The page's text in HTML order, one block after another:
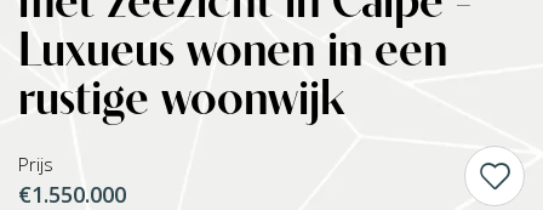
Luxueus wonen in een
rustige woonwijk
Prijs
€1.550.000